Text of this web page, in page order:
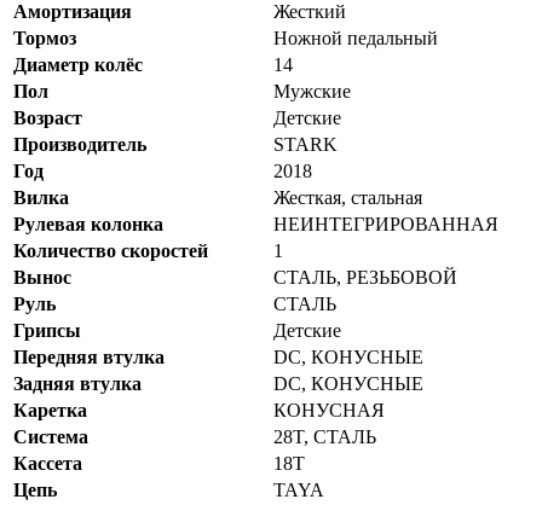
Амортизация
Жесткий
Тормоз
Ножной педальный
Диаметр колёс
14
Пол
Мужские
Возраст
Детские
Производитель
STARK
Год
2018
Вилка
Жесткая, стальная
Рулевая колонка
НЕИНТЕГРИРОВАННАЯ
Количество скоростей
1
Вынос
СТАЛЬ, РЕЗЬБОВОЙ
Руль
СТАЛЬ
Грипсы
Детские
Передняя втулка
DC, КОНУСНЫЕ
Задняя втулка
DC, КОНУСНЫЕ
Каретка
КОНУСНАЯ
Система
28T, СТАЛЬ
Кассета
18T
Цепь
TAYA